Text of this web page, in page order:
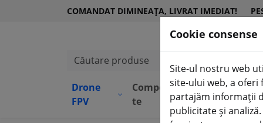
COMANDAT DIMINEAȚA, LIVRAT IMEDIAT!
Căutare produse
Drone
FPV(aktuelle Seite)
Componen
te
Echipame
nt
Cookie consense
Site-ul nostru web
site-ului web, a oferi
partajăm informații
publicitate și